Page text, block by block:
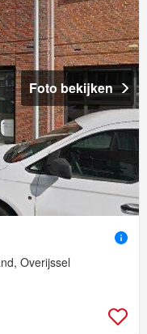
Foto bekijken
Overijssel